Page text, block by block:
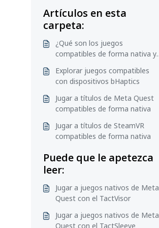
Artículos en esta
carpeta:
¿Qué son los juegos
compatibles de forma nativa y
Explorar juegos compatibles
con dispositivos bHaptics
Jugar a títulos de Meta Quest
compatibles de forma nativa
Jugar a títulos de SteamVR
compatibles de forma nativa
Puede que le apetezca
leer:
Jugar a juegos nativos de Meta
Quest con el TactVisor
Jugar a juegos nativos de Meta
Quest con el TactSleeve